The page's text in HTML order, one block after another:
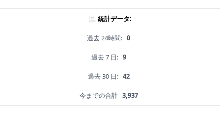
統計データ:
過去 24時間: 0
過去 7 日: 9
過去 30 日: 42
今までの合計 3,937